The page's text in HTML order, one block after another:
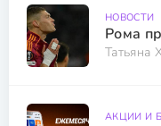
НОВОСТИ
Татьяна
АКЦИИ И